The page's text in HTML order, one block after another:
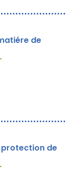
de
de